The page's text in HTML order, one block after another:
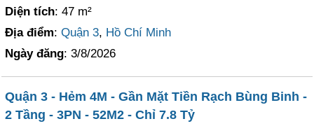
Diện tích: 47 m²
Địa điểm:Quận 3, Hồ Chí Minh
Ngày đăng: 3/8/2026
Quận 3 - Hẻm 4M - Gần Mặt Tiền Rạch Bùng Binh -
2 Tầng - 3PN - 52M2 - Chỉ 7.8 Tỷ